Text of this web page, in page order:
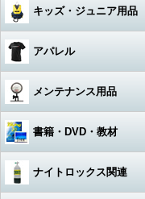
スーツバッグ
その他
バッグアクセサリー・パーツ・
その他
カレントフック
その他
指示棒
ベル・シェーカー
マスク曇り止め
トランシーバー・水中通話装置
ハンガー
時計（ダイバーウォッチ）
アンクルウェイト
ソフトウェイト
ウェイトベルトアクセサリー・
その他
ライフジャケット
アクセサリー・その他
スノーケル
フリーダイビングコンピュータ
ー
アクセサリー・その他
セット
マスク・スノーケル
フィン・ブーツ・グローブ
アクセサリー・その他
キッズ・ジュニア用品
ウェット・ウェア・ラッシュ
その他・アクセサリー
アパレル
Tシャツ
パーカー
ジャケット
パンツ
メンテナンス用品
グリス・オイル
Oリング
ボンド
書籍・DVD・教材
図鑑 ナイトロックス関連